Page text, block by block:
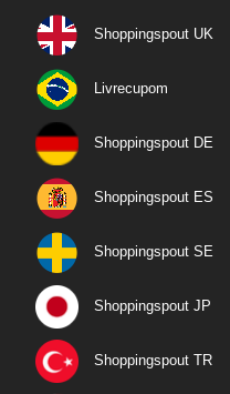
Shoppingspout UK
Livrecupom
Shoppingspout DE
Shoppingspout ES
Shoppingspout SE
Shoppingspout JP
Shoppingspout TR